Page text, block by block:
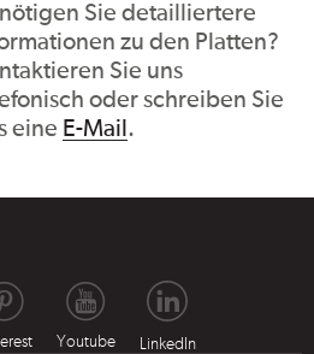
Sie detailliertere
zu den Platten?
Sie uns
oder schreiben Sie
eine E-Mail .
LinkedIn
Youtube